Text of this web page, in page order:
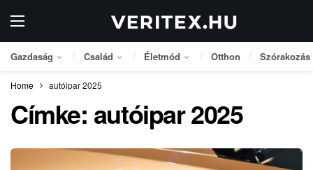
Gazdaság Család Életmód Otthon Szórakozás
Home autóipar 2025
Címke: autóipar 2025